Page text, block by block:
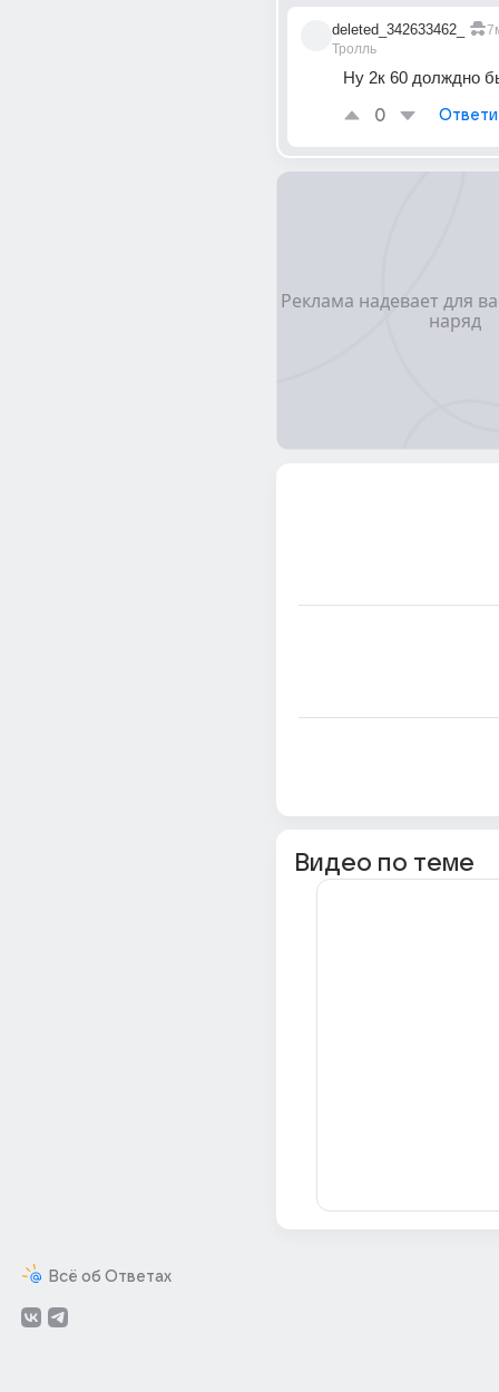
Всё об Ответах
deleted_342633462_
Тролль
Ну 2к 60 долждно
0
Видео по теме